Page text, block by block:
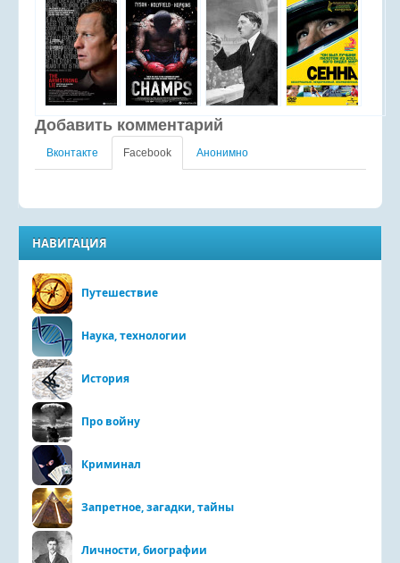
Добавить комментарий
Вконтакте Facebook Анонимно
НАВИГАЦИЯ
Путешествие
Наука, технологии
История
Про войну
Криминал
Запретное, загадки, тайны
Личности, биографии